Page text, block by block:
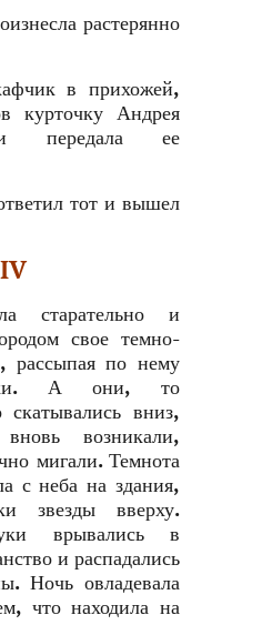
растерянно
в прихожей,
курточку Андрея
и передала ее
тот и вышел
IV
старательно и
свое темно-
рассыпая по нему
А они, то
скатывались вниз,
возникали,
мигали. Темнота
с неба на здания,
звезды вверху.
врывались в
и распадались
Ночь овладевала
что находила на